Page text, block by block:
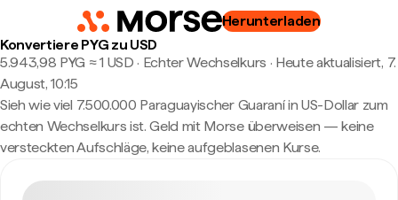
Herunterladen
Konvertiere PYG zu USD
5.943,98 PYG ≈ 1 USD · Echter Wechselkurs · Heute aktualisiert, 7.
August, 10:15
Sieh wie viel 7.500.000 Paraguayischer Guaraní in US-Dollar zum
echten Wechselkurs ist. Geld mit Morse überweisen — keine
versteckten Aufschläge, keine aufgeblasenen Kurse.